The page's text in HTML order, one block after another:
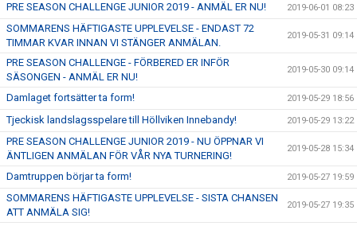
PRE SEASON CHALLENGE JUNIOR 2019 - ANMÄL ER NU! 2019-06-01 08:23
SOMMARENS HÄFTIGASTE UPPLEVELSE - ENDAST 72
TIMMAR KVAR INNAN VI STÄNGER ANMÄLAN.
2019-05-31 09:14
PRE SEASON CHALLENGE - FÖRBERED ER INFÖR
SÄSONGEN - ANMÄL ER NU!
2019-05-30 09:14
Damlaget fortsätter ta form! 2019-05-29 18:56
Tjeckisk landslagsspelare till Höllviken Innebandy! 2019-05-29 13:22
PRE SEASON CHALLENGE JUNIOR 2019 - NU ÖPPNAR VI
ÄNTLIGEN ANMÄLAN FÖR VÅR NYA TURNERING!
2019-05-28 15:34
Damtruppen börjar ta form! 2019-05-27 19:59
SOMMARENS HÄFTIGASTE UPPLEVELSE - SISTA CHANSEN
ATT ANMÄLA SIG!
2019-05-27 19:35